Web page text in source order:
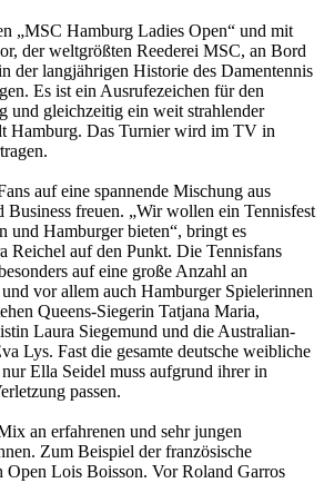
„MSC Hamburg Ladies Open“ und mit
der weltgrößten Reederei MSC, an Bord
der langjährigen Historie des Damentennis
Es ist ein Ausrufezeichen für den
und gleichzeitig ein weit strahlender
Hamburg. Das Turnier wird im TV in
auf eine spannende Mischung aus
Business freuen. „Wir wollen ein Tennisfest
und Hamburger bieten“, bringt es
Reichel auf den Punkt. Die Tennisfans
auf eine große Anzahl an
vor allem auch Hamburger Spielerinnen
Queens-Siegerin Tatjana Maria,
Laura Siegemund und die Australian-
Lys. Fast die gesamte deutsche weibliche
Ella Seidel muss aufgrund ihrer in
passen.
an erfahrenen und sehr jungen
Zum Beispiel der französische
Open Lois Boisson. Vor Roland Garros